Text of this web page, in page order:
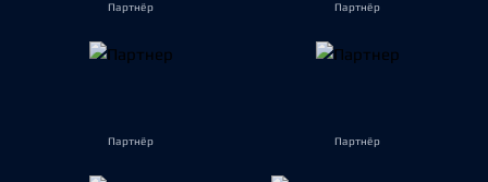
Партнёр Партнёр
Партнёр Партнёр